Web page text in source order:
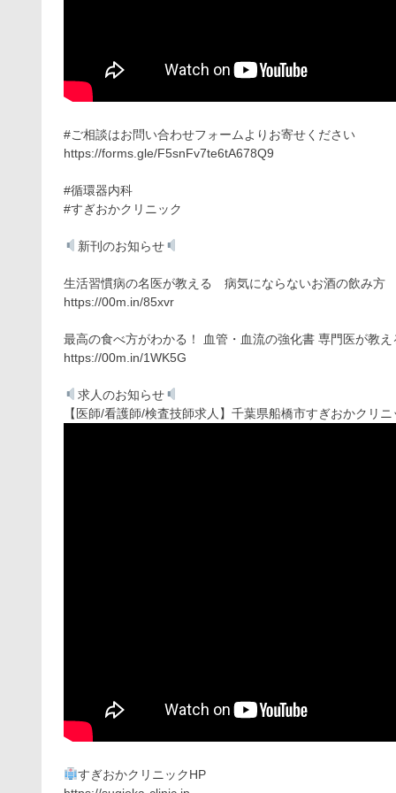
#ご相談はお問い合わせフォームよりお寄せください
https://forms.gle/F5snFv7te6tA678Q9
#循環器内科
#すぎおかクリニック
新刊のお知らせ
生活習慣病の名医が教える 病気にならないお酒の飲み方
https://00m.in/85xvr
最高の食べ方がわかる！ 血管・血流の強化書 専門医が教
https://00m.in/1WK5G
求人のお知らせ
【医師/看護師/検査技師求人】千葉県船橋市すぎおかクリ
すぎおかクリニックHP